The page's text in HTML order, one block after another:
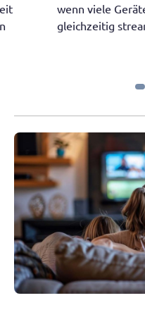
wenn viele Geräte
gleichzeitig streamen.